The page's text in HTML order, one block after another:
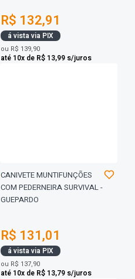
R$ 132,91
á vista via PIX
ou R$ 139,90
até 10x de R$ 13,99 s/juros
CANIVETE MUNTIFUNÇÕES
COM PEDERNEIRA SURVIVAL -
GUEPARDO
R$ 131,01
á vista via PIX
ou R$ 137,90
até 10x de R$ 13,79 s/juros